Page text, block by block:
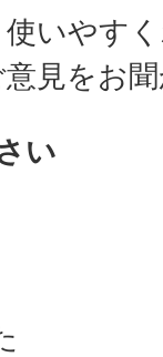
いやす
見をお
い